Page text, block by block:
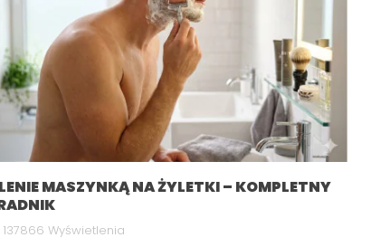
MASZYNKĄ NA ŻYLETKI – KOMPLETNY
137866 Wyświetlenia